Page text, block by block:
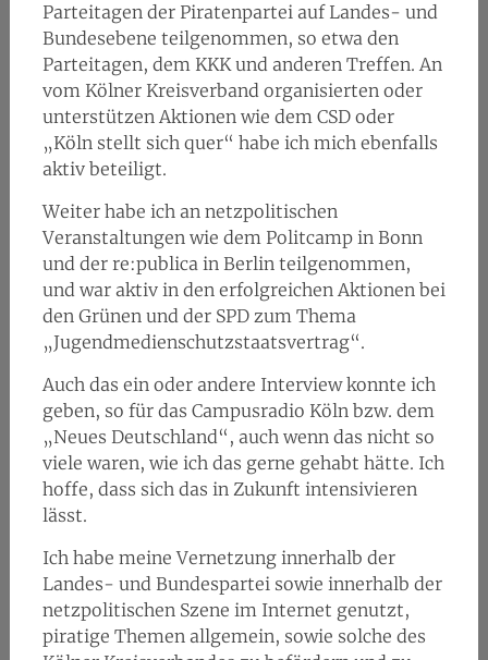
Parteitagen der Piratenpartei auf Landes- und
Bundesebene teilgenommen, so etwa den
Parteitagen, dem KKK und anderen Treffen. An
vom Kölner Kreisverband organisierten oder
unterstützen Aktionen wie dem CSD oder
„Köln stellt sich quer“ habe ich mich ebenfalls
aktiv beteiligt.
Weiter habe ich an netzpolitischen
Veranstaltungen wie dem Politcamp in Bonn
und der re:publica in Berlin teilgenommen,
und war aktiv in den erfolgreichen Aktionen bei
den Grünen und der SPD zum Thema
„Jugendmedienschutzstaatsvertrag“.
Auch das ein oder andere Interview konnte ich
geben, so für das Campusradio Köln bzw. dem
„Neues Deutschland“, auch wenn das nicht so
viele waren, wie ich das gerne gehabt hätte. Ich
hoffe, dass sich das in Zukunft intensivieren
lässt.
Ich habe meine Vernetzung innerhalb der
Landes- und Bundespartei sowie innerhalb der
netzpolitischen Szene im Internet genutzt,
piratige Themen allgemein, sowie solche des